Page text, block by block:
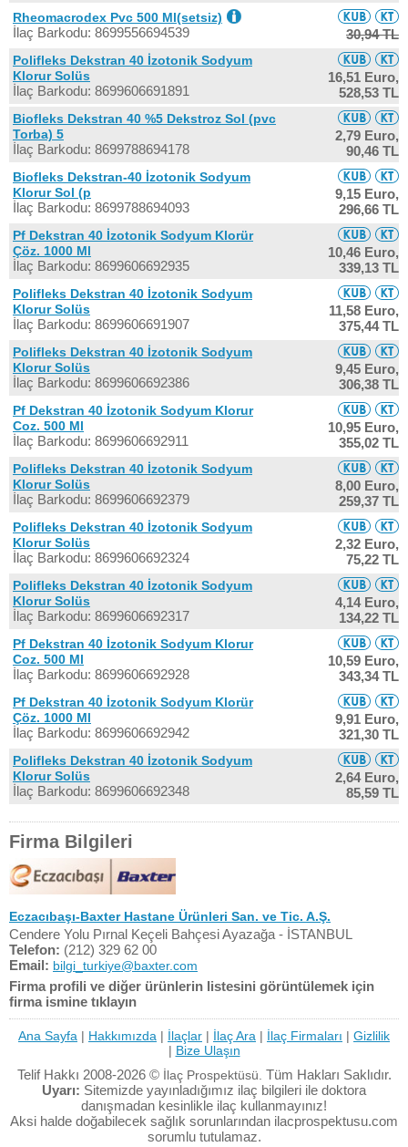
Rheomacrodex Pvc 500 Ml(setsiz)
İlaç Barkodu: 8699556694539 30,94 TL
Polifleks Dekstran 40 İzotonik Sodyum
Klorur Solüs
İlaç Barkodu: 8699606691891
16,51 Euro,
528,53 TL
Biofleks Dekstran 40 %5 Dekstroz Sol (pvc
Torba) 5
İlaç Barkodu: 8699788694178
2,79 Euro,
90,46 TL
Biofleks Dekstran-40 İzotonik Sodyum
Klorur Sol (p
İlaç Barkodu: 8699788694093
9,15 Euro,
296,66 TL
Pf Dekstran 40 İzotonik Sodyum Klorür
Çöz. 1000 Ml
İlaç Barkodu: 8699606692935
10,46 Euro,
339,13 TL
Polifleks Dekstran 40 İzotonik Sodyum
Klorur Solüs
İlaç Barkodu: 8699606691907
11,58 Euro,
375,44 TL
Polifleks Dekstran 40 İzotonik Sodyum
Klorur Solüs
İlaç Barkodu: 8699606692386
9,45 Euro,
306,38 TL
Pf Dekstran 40 İzotonik Sodyum Klorur
Coz. 500 Ml
İlaç Barkodu: 8699606692911
10,95 Euro,
355,02 TL
Polifleks Dekstran 40 İzotonik Sodyum
Klorur Solüs
İlaç Barkodu: 8699606692379
8,00 Euro,
259,37 TL
Polifleks Dekstran 40 İzotonik Sodyum
Klorur Solüs
İlaç Barkodu: 8699606692324
2,32 Euro,
75,22 TL
Polifleks Dekstran 40 İzotonik Sodyum
Klorur Solüs
İlaç Barkodu: 8699606692317
4,14 Euro,
134,22 TL
Pf Dekstran 40 İzotonik Sodyum Klorur
Coz. 500 Ml
İlaç Barkodu: 8699606692928
10,59 Euro,
343,34 TL
Pf Dekstran 40 İzotonik Sodyum Klorür
Çöz. 1000 Ml
İlaç Barkodu: 8699606692942
9,91 Euro,
321,30 TL
Polifleks Dekstran 40 İzotonik Sodyum
Klorur Solüs
İlaç Barkodu: 8699606692348
2,64 Euro,
85,59 TL
Firma Bilgileri
Eczacıbaşı-Baxter Hastane Ürünleri San. ve Tic. A.Ş.
Cendere Yolu Pırnal Keçeli Bahçesi Ayazağa - İSTANBUL
Telefon: (212) 329 62 00
Email: bilgi_turkiye@baxter.com
Firma profili ve diğer ürünlerin listesini görüntülemek için
firma ismine tıklayın
Ana Sayfa | Hakkımızda | İlaçlar | İlaç Ara | İlaç Firmaları | Gizlilik
| Bize Ulaşın
Telif Hakkı 2008-2026 © İlaç Prospektüsü. Tüm Hakları Saklıdır.
Uyarı: Sitemizde yayınladığımız ilaç bilgileri ile doktora
danışmadan kesinlikle ilaç kullanmayınız!
Aksi halde doğabilecek sağlık sorunlarından ilacprospektusu.com
sorumlu tutulamaz.